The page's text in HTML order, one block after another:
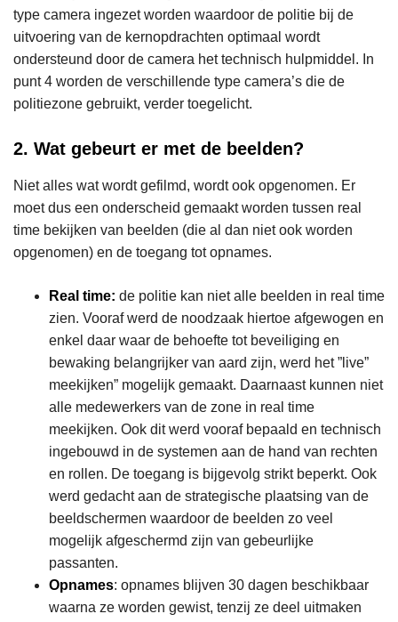
type camera ingezet worden waardoor de politie bij de
uitvoering van de kernopdrachten optimaal wordt
ondersteund door de camera het technisch hulpmiddel. In
punt 4 worden de verschillende type camera’s die de
politiezone gebruikt, verder toegelicht.
2. Wat gebeurt er met de beelden?
Niet alles wat wordt gefilmd, wordt ook opgenomen. Er
moet dus een onderscheid gemaakt worden tussen real
time bekijken van beelden (die al dan niet ook worden
opgenomen) en de toegang tot opnames.
Real time: de politie kan niet alle beelden in real time
zien. Vooraf werd de noodzaak hiertoe afgewogen en
enkel daar waar de behoefte tot beveiliging en
bewaking belangrijker van aard zijn, werd het ”live”
meekijken” mogelijk gemaakt. Daarnaast kunnen niet
alle medewerkers van de zone in real time
meekijken. Ook dit werd vooraf bepaald en technisch
ingebouwd in de systemen aan de hand van rechten
en rollen. De toegang is bijgevolg strikt beperkt. Ook
werd gedacht aan de strategische plaatsing van de
beeldschermen waardoor de beelden zo veel
mogelijk afgeschermd zijn van gebeurlijke
passanten.
Opnames: opnames blijven 30 dagen beschikbaar
waarna ze worden gewist, tenzij ze deel uitmaken